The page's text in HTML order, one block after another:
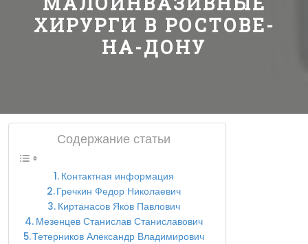
ХИРУРГИ В РОСТОВЕ-
НА-ДОНУ
Содержание статьи
Контактная информация
Гречкин Федор Николаевич
Киртанасов Яков Павлович
Мезенцев Станислав Станиславович
Тетерников Александр Владимирович